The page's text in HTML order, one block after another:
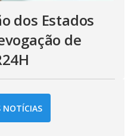
dos Estados
de
NOTÍCIAS